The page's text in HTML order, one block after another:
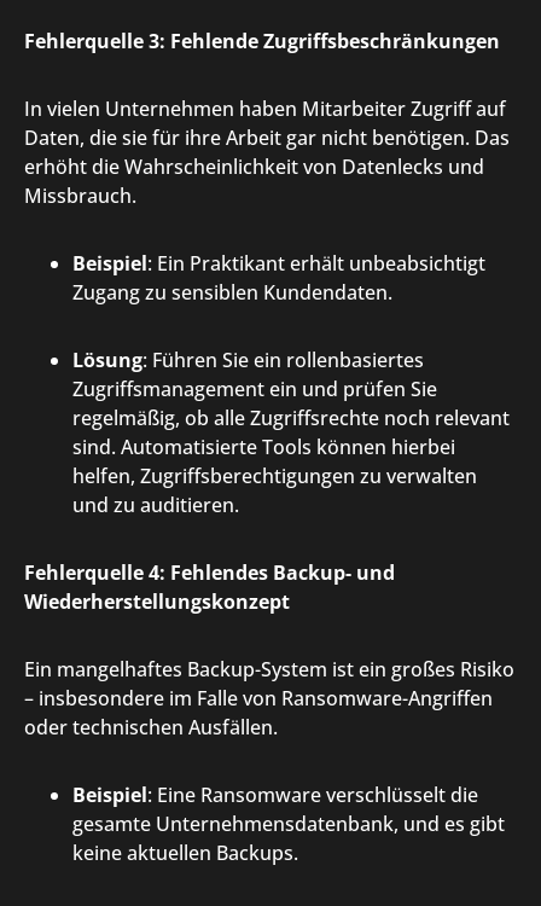
Fehlerquelle 3: Fehlende Zugriffsbeschränkungen
In vielen Unternehmen haben Mitarbeiter Zugriff auf
Daten, die sie für ihre Arbeit gar nicht benötigen. Das
erhöht die Wahrscheinlichkeit von Datenlecks und
Missbrauch.
Beispiel: Ein Praktikant erhält unbeabsichtigt
Zugang zu sensiblen Kundendaten.
Lösung: Führen Sie ein rollenbasiertes
Zugriffsmanagement ein und prüfen Sie
regelmäßig, ob alle Zugriffsrechte noch relevant
sind. Automatisierte Tools können hierbei
helfen, Zugriffsberechtigungen zu verwalten
und zu auditieren.
Fehlerquelle 4: Fehlendes Backup- und
Wiederherstellungskonzept
Ein mangelhaftes Backup-System ist ein großes Risiko
– insbesondere im Falle von Ransomware-Angriffen
oder technischen Ausfällen.
Beispiel: Eine Ransomware verschlüsselt die
gesamte Unternehmensdatenbank, und es gibt
keine aktuellen Backups.